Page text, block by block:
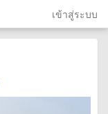
เข้าสู่ระบบ